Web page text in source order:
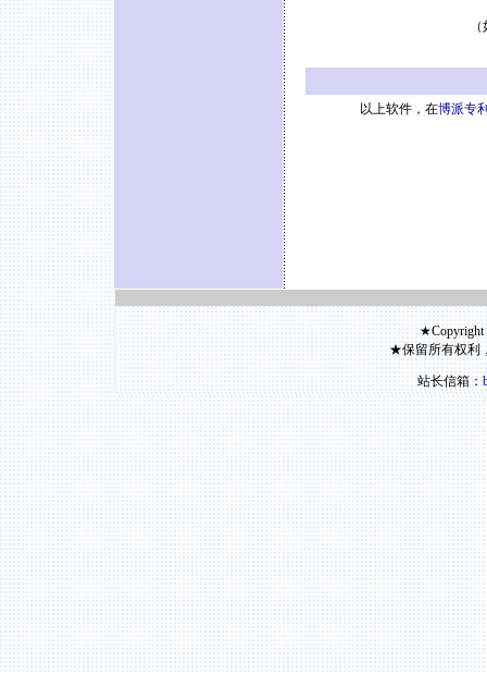
以上软件，在博派专
★Copyright
★保留所有权利
站长信箱：